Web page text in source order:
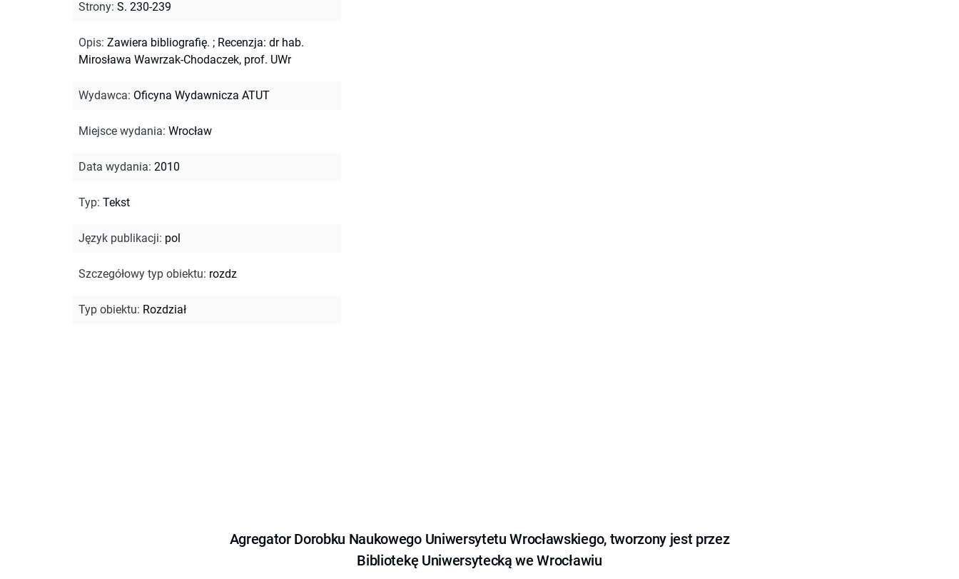
Strony: S. 230-239
Opis: Zawiera bibliografię. ; Recenzja: dr hab.
Mirosława Wawrzak-Chodaczek, prof. UWr
Wydawca: Oficyna Wydawnicza ATUT
Miejsce wydania: Wrocław
Data wydania: 2010
Typ: Tekst
Język publikacji: pol
Szczegółowy typ obiektu: rozdz
Typ obiektu: Rozdział
Agregator Dorobku Naukowego Uniwersytetu Wrocławskiego, tworzony jest przez
Bibliotekę Uniwersytecką we Wrocławiu